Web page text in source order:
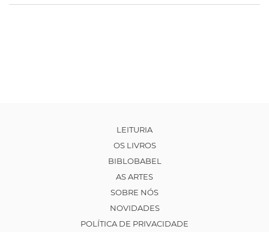
LEITURIA
OS LIVROS
BIBLOBABEL
AS ARTES
SOBRE NÓS
NOVIDADES
POLÍTICA DE PRIVACIDADE